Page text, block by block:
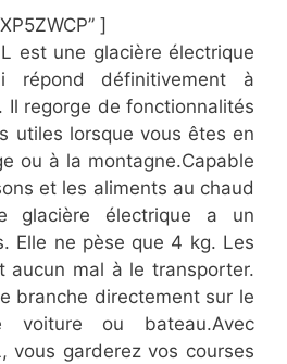
]
est une glacière électrique
répond définitivement à
regorge de fonctionnalités
utiles lorsque vous êtes en
ou à la montagne.Capable
et les aliments au chaud
glacière électrique a un
Elle ne pèse que 4 kg. Les
aucun mal à le transporter.
branche directement sur le
voiture ou bateau.Avec
vous garderez vos courses